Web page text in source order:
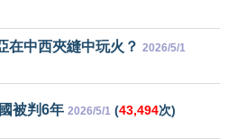
在中西夾縫中玩火？ 2026/5/1
被判6年 2026/5/1 (43,494次)